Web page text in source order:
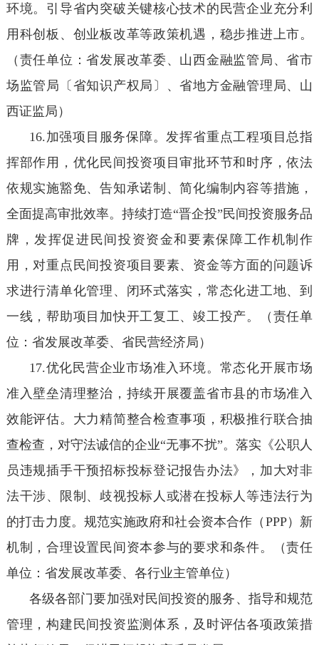
环境。引导省内突破关键核心技术的民营企业充分利
用科创板、创业板改革等政策机遇，稳步推进上市。
（责任单位：省发展改革委、山西金融监管局、省市
场监管局〔省知识产权局〕、省地方金融管理局、山
西证监局）
16.加强项目服务保障。发挥省重点工程项目总指
挥部作用，优化民间投资项目审批环节和时序，依法
依规实施豁免、告知承诺制、简化编制内容等措施，
全面提高审批效率。持续打造“晋企投”民间投资服务品
牌，发挥促进民间投资资金和要素保障工作机制作
用，对重点民间投资项目要素、资金等方面的问题诉
求进行清单化管理、闭环式落实，常态化进工地、到
一线，帮助项目加快开工复工、竣工投产。（责任单
位：省发展改革委、省民营经济局）
17.优化民营企业市场准入环境。常态化开展市场
准入壁垒清理整治，持续开展覆盖省市县的市场准入
效能评估。大力精简整合检查事项，积极推行联合抽
查检查，对守法诚信的企业“无事不扰”。落实《公职人
员违规插手干预招标投标登记报告办法》，加大对非
法干涉、限制、歧视投标人或潜在投标人等违法行为
的打击力度。规范实施政府和社会资本合作（PPP）新
机制，合理设置民间资本参与的要求和条件。（责任
单位：省发展改革委、各行业主管单位）
各级各部门要加强对民间投资的服务、指导和规范
管理，构建民间投资监测体系，及时评估各项政策措